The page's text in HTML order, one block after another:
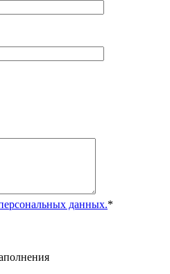
данных.*